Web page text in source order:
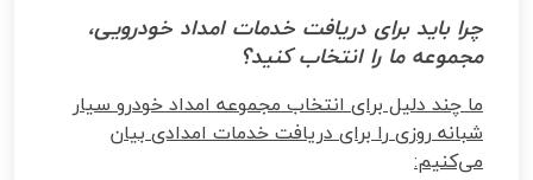
چرا باید برای دریافت خدمات امداد خودرویی،
مجموعه ما را انتخاب کنید؟
ما چند دلیل برای انتخاب مجموعه امداد خودرو سیار
شبانه روزی را برای دریافت خدمات امدادی بیان
می‌کنیم: